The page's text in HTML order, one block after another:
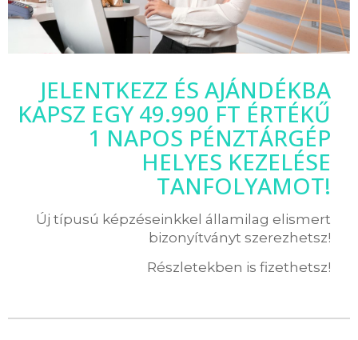
JELENTKEZZ ÉS AJÁNDÉKBA
KAPSZ EGY 49.990 FT ÉRTÉKŰ
1 NAPOS PÉNZTÁRGÉP
HELYES KEZELÉSE
TANFOLYAMOT!
Új típusú képzéseinkkel államilag elismert
bizonyítványt szerezhetsz!
Részletekben is fizethetsz!